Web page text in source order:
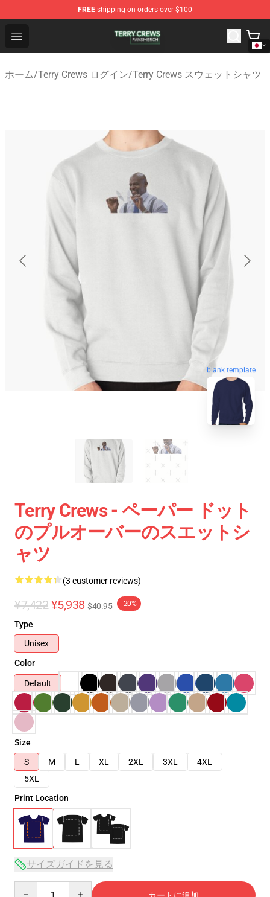
FREE shipping on orders over $100
Open menu
Terry Crews Shop - Official Terry Crews Merchandise
ホーム/Terry Crews ログイン/Terry Crews スウェットシャツ
blank template
Terry Crews - ペーパー ドット
のプルオーバーのスエットシ
ャツ
(3 customer reviews)
¥7,422 ¥5,938 $40.95 -20%
Type
Unisex
Color
Default
Size
S
M L XL 2XL 3XL
4XL
5XL
Print Location
サイズガイドを見る